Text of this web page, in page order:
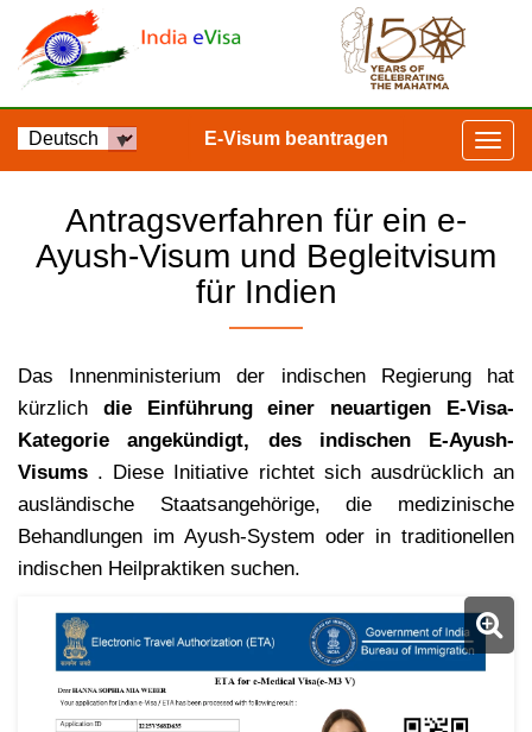
E-Visum beantragen
Antragsverfahren für ein e-
Ayush-Visum und Begleitvisum
für Indien
Das Innenministerium der indischen Regierung hat
kürzlich die Einführung einer neuartigen E-Visa-
Kategorie angekündigt, des indischen E-Ayush-
Visums . Diese Initiative richtet sich ausdrücklich an
ausländische Staatsangehörige, die medizinische
Behandlungen im Ayush-System oder in traditionellen
indischen Heilpraktiken suchen.